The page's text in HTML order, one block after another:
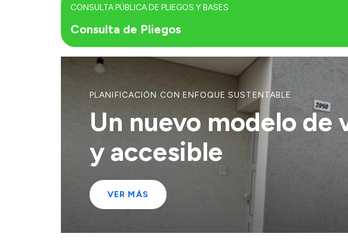
Consulta de Pliegos
CONSULTA PÚBLICA DE PLIEGOS Y BASES
PLANIFICACIÓN CON ENFOQUE SUSTENTABLE
Un nuevo modelo
y accesible
VER MÁS